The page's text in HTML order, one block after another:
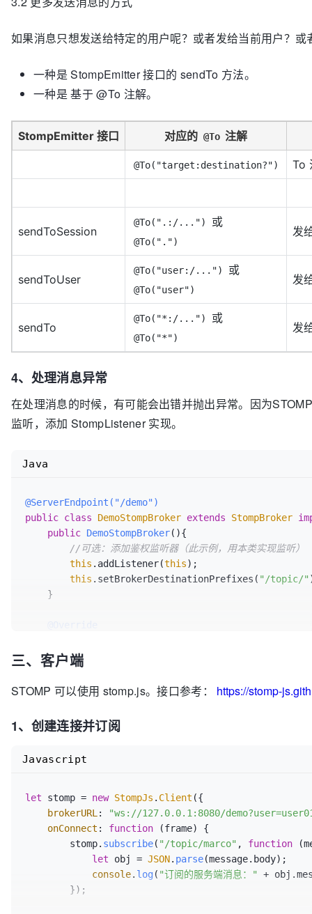
    stompEmitter.sendTo(
如果消息只想发送给特定的用户呢？或者发给当前用户？
一种是 StompEmitter 接口的 sendTo 方法。
一种是 基于 @To 注解。
StompEmitter 接口 对应的 @To 注解
@To("target:destination?") To
sendToSession
@To(".:/...") 或
@To(".")
发
sendToUser
@To("user:/...") 或
@To("user")
发
sendTo
@To("*:/...") 或
@To("*")
发
4、处理消息异常
在处理消息的时候，有可能会出错并抛出异常。因为
监听，添加 StompListener 实现。
@ServerEndpoint("/demo")
public class DemoStompBroker extends StompBroker
public DemoStompBroker(){
//可选：添加鉴权监听器（此示例，用本类实现监听）
this .addListener(this);
this .setBrokerDestinationPrefixes( "/topic/"
//可选：如果出错，反馈给客户端（比如用 "/user/
        getEmitter().sendToSession(session,
"/user/app/errors"
,
Message
(error.getMessage()));
    }
Java
三、客户端
STOMP 可以使用 stomp.js。接口参考： https://stomp-
1、创建连接并订阅
let stomp = new StompJs . Client ({
brokerURL :
"ws://127.0.0.1:8080/
onConnect : function (frame) {
        stomp.
subscribe( "/topic/marco" , function (
let obj = JSON. parse(message. body);
console. log ( "订阅的服务端消息：" + obj.
Javascript